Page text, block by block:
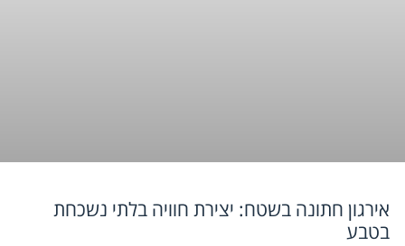
אירגון חתונה בשטח: יצירת חוויה בלתי נשכחת
בטבע